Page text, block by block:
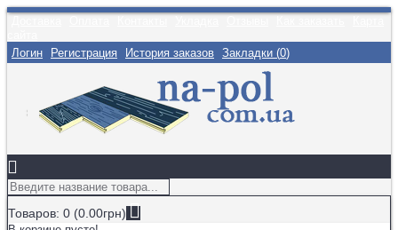
Логин
Регистрация История заказов Закладки (0)
Товаров: 0 (0.00грн)